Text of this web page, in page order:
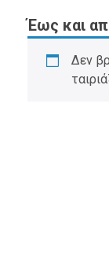
Έως και
Δεν